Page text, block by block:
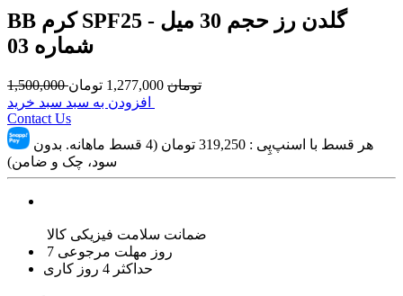
BB کرم SPF25 گلدن رز حجم 30 میل -
شماره 03
1,500,000 تومان 1,277,000 تومان
Contact Us
هر قسط با اسنپ‌پِی : 319,250
تومان (4 قسط ماهانه. بدون
سود، چک و ضامن)
ضمانت سلامت فیزیکی کالا
7 روز مهلت مرجوعی
حداکثر 4 روز کاری